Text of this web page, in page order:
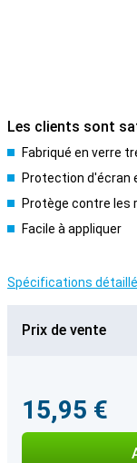
Les clients sont
Fabriqué en verre
Protection d'écran
Protège contre les
Facile à appliquer
Spécifications
Prix de vente
15,95 €